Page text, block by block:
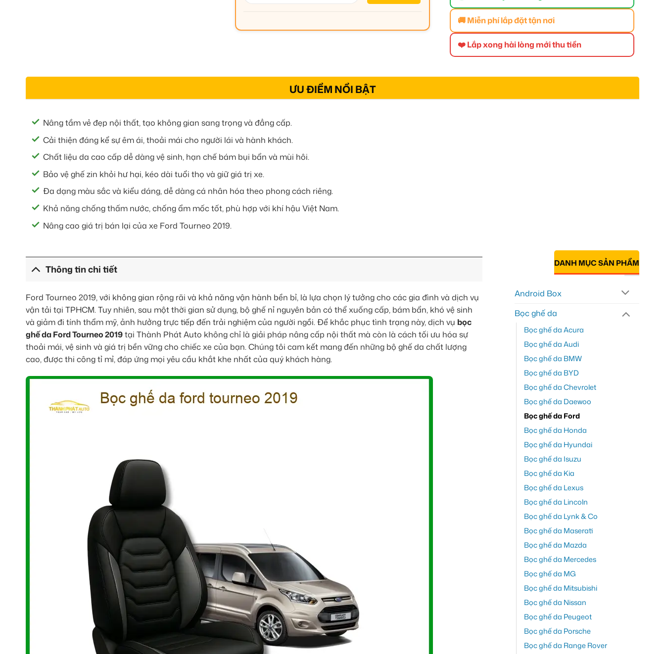
🚚 Miễn phí lắp đặt tận nơi
❤️ Lắp xong hài lòng mới thu tiền
ƯU ĐIỂM NỔI BẬT
Nâng tầm vẻ đẹp nội thất, tạo không gian sang trọng và đẳng cấp.
Cải thiện đáng kể sự êm ái, thoải mái cho người lái và hành khách.
Chất liệu da cao cấp dễ dàng vệ sinh, hạn chế bám bụi bẩn và mùi hôi.
Bảo vệ ghế zin khỏi hư hại, kéo dài tuổi thọ và giữ giá trị xe.
Đa dạng màu sắc và kiểu dáng, dễ dàng cá nhân hóa theo phong cách riêng.
Khả năng chống thấm nước, chống ẩm mốc tốt, phù hợp với khí hậu Việt Nam.
Nâng cao giá trị bán lại của xe Ford Tourneo 2019.
Thông tin chi tiết
Ford Tourneo 2019, với không gian rộng rãi và khả năng vận hành bền bỉ, là lựa chọn lý tưởng cho các gia đình và dịch vụ
vận tải tại TPHCM. Tuy nhiên, sau một thời gian sử dụng, bộ ghế nỉ nguyên bản có thể xuống cấp, bám bẩn, khó vệ sinh
và giảm đi tính thẩm mỹ, ảnh hưởng trực tiếp đến trải nghiệm của người ngồi. Để khắc phục tình trạng này, dịch vụ bọc
ghế da Ford Tourneo 2019tại Thành Phát Auto không chỉ là giải pháp nâng cấp nội thất mà còn là cách tối ưu hóa sự
thoải mái, vệ sinh và giá trị bền vững cho chiếc xe của bạn. Chúng tôi cam kết mang đến những bộ ghế da chất lượng
cao, được thi công tỉ mỉ, đáp ứng mọi yêu cầu khắt khe nhất của quý khách hàng.
DANH MỤC SẢN PHẨM
Android Box
Bọc ghế da
Bọc ghế da Acura
Bọc ghế da Audi
Bọc ghế da BMW
Bọc ghế da BYD
Bọc ghế da Chevrolet
Bọc ghế da Daewoo
Bọc ghế da Ford
Bọc ghế da Honda
Bọc ghế da Hyundai
Bọc ghế da Isuzu
Bọc ghế da Kia
Bọc ghế da Lexus
Bọc ghế da Lincoln
Bọc ghế da Lynk & Co
Bọc ghế da Maserati
Bọc ghế da Mazda
Bọc ghế da Mercedes
Bọc ghế da MG
Bọc ghế da Mitsubishi
Bọc ghế da Nissan
Bọc ghế da Peugeot
Bọc ghế da Porsche
Bọc ghế da Range Rover